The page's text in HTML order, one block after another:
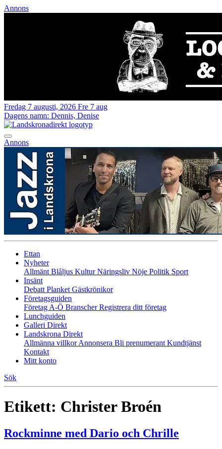
Annons
Fredag 7 augusti, 2026 Fre 7 aug
Dagens namn: Dennis, Denise
Annons
Ettan
Nyheter
Allmänt Blåljus KulturNäringsliv Nöje Politik Sport
Insänt
Debatt Planket Gästkrönikor
Företagsguiden
Företag A-Ö BranscherRegistrera ditt företag
Lunchguiden
Galleri Direkt
Landskrona Direkt
Allmänna villkorAnnonsera Bli prenumerant Kundtjänst
Kontakt
Mitt konto
Sök
Etikett: Christer Broén
Rockminne med Dario och Chrille